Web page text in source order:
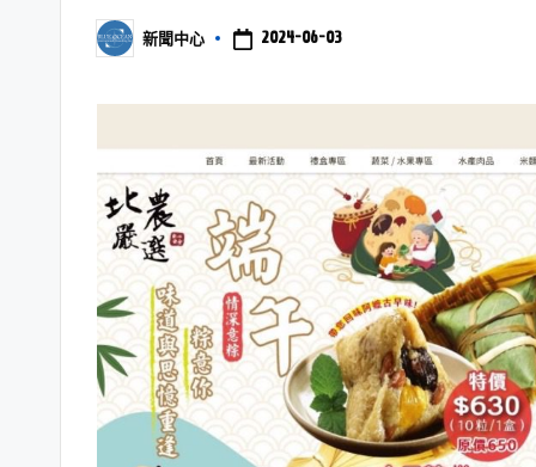
新聞中心 2024-06-03